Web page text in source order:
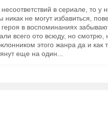
в сериале, то у
не могут избавиться,
в воспоминаниях
всего ото всюду, но
этого жанра да и как
еще на один...